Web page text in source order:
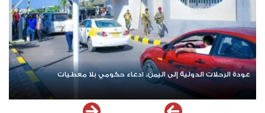
بلا معطيات اشترك الآن في قناة الواتساب لـ نيوزيمن